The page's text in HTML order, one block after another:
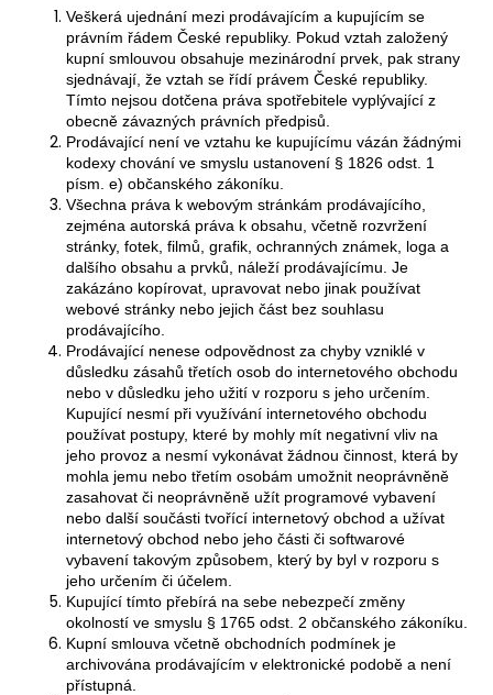
Veškerá ujednání mezi prodávajícím a kupujícím se
právním řádem České republiky. Pokud vztah založený
kupní smlouvou obsahuje mezinárodní prvek, pak strany
sjednávají, že vztah se řídí právem České republiky.
Tímto nejsou dotčena práva spotřebitele vyplývající z
obecně závazných právních předpisů.
Prodávající není ve vztahu ke kupujícímu vázán žádnými
kodexy chování ve smyslu ustanovení § 1826 odst. 1
písm. e) občanského zákoníku.
Všechna práva k webovým stránkám prodávajícího,
zejména autorská práva k obsahu, včetně rozvržení
stránky, fotek, filmů, grafik, ochranných známek, loga a
dalšího obsahu a prvků, náleží prodávajícímu. Je
zakázáno kopírovat, upravovat nebo jinak používat
webové stránky nebo jejich část bez souhlasu
prodávajícího.
Prodávající nenese odpovědnost za chyby vzniklé v
důsledku zásahů třetích osob do internetového obchodu
nebo v důsledku jeho užití v rozporu s jeho určením.
Kupující nesmí při využívání internetového obchodu
používat postupy, které by mohly mít negativní vliv na
jeho provoz a nesmí vykonávat žádnou činnost, která by
mohla jemu nebo třetím osobám umožnit neoprávněně
zasahovat či neoprávněně užít programové vybavení
nebo další součásti tvořící internetový obchod a užívat
internetový obchod nebo jeho části či softwarové
vybavení takovým způsobem, který by byl v rozporu s
jeho určením či účelem.
Kupující tímto přebírá na sebe nebezpečí změny
okolností ve smyslu § 1765 odst. 2 občanského zákoníku.
Kupní smlouva včetně obchodních podmínek je
archivována prodávajícím v elektronické podobě a není
přístupná.